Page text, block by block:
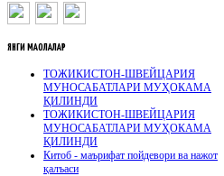
ЯНГИ МАҚОЛАЛАР
ТОЖИКИСТОН-ШВЕЙЦАРИЯ
МУНОСАБАТЛАРИ МУҲОКАМА
ҚИЛИНДИ
ТОЖИКИСТОН-ШВЕЙЦАРИЯ
МУНОСАБАТЛАРИ МУҲОКАМА
ҚИЛИНДИ
Китоб - маърифат пойдевори ва нажот
қалъаси